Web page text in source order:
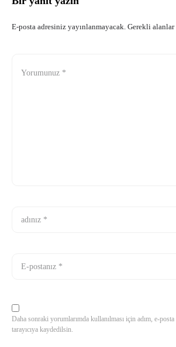
E-posta adresiniz yayınlanmayacak. Gerekli alanlar
Daha sonraki yorumlarımda kullanılması için adım, e-
tarayıcıya kaydedilsin.